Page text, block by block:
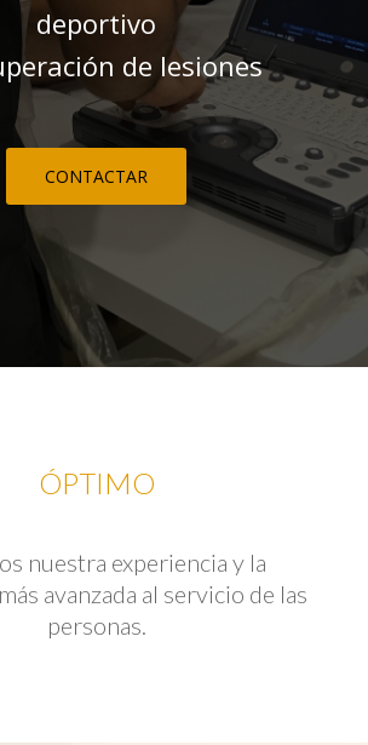
deportivo
de lesiones
CONTACTAR
ÓPTIMO
nuestra experiencia y la
avanzada al servicio de las
personas.